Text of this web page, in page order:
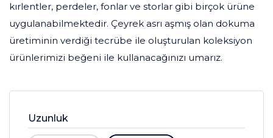
kırlentler, perdeler, fonlar ve storlar gibi birçok ürüne
uygulanabilmektedir. Çeyrek asrı aşmış olan dokuma
üretiminin verdiği tecrübe ile oluşturulan koleksiyon
ürünlerimizi beğeni ile kullanacağınızı umarız.
Uzunluk